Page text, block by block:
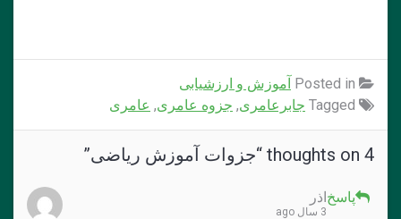
آموزش و ارزشیابی
جابرعامری, جزوه عامری, عامری
4 thoughts on “ جزوات آموزش ریاضی”
پاسخاذر
3 سال ago